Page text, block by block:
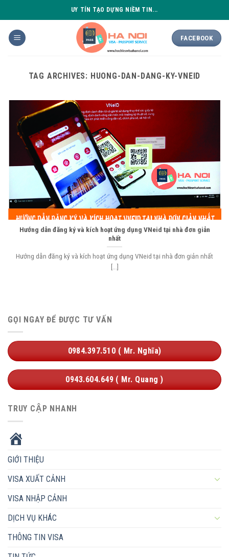
to
content
UY TÍN TẠO DỰNG NIỀM TIN...
FACEBOOK
TAG ARCHIVES: HUONG-DAN-DANG-KY-VNEID
Hướng dẫn đăng ký và kích hoạt ứng dụng VNeid tại nhà đơn giản
nhất
Hướng dẫn đăng ký và kích hoạt ứng dụng VNeid tại nhà đơn giản nhất
[...]
GỌI NGAY ĐỂ ĐƯỢC TƯ VẤN
0984.397.510 ( Mr. Nghĩa)
0943.604.649 ( Mr. Quang )
TRUY CẬP NHANH
GIỚI THIỆU
VISA XUẤT CẢNH
VISA NHẬP CẢNH
DỊCH VỤ KHÁC
THÔNG TIN VISA